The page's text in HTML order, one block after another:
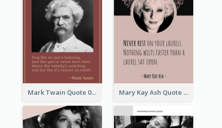
Mark Twain Quote 03 Mary Kay Ash Quote